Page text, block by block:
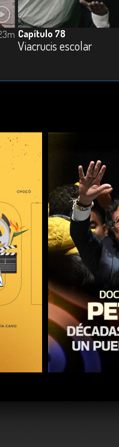
Capítulo 78
Viacrucis escolar
COMPARTIR